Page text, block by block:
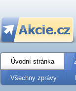
Úvodní stránka
Všechny zprávy